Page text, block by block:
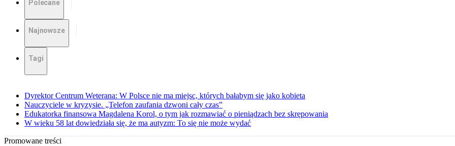
Polecane
Najnowsze
Tagi
Dyrektor Centrum Weterana: W Polsce nie ma miejsc, których bałabym się jako kobieta
Nauczyciele w kryzysie. „Telefon zaufania dzwoni cały czas”
Edukatorka finansowa Magdalena Korol, o tym jak rozmawiać o pieniądzach bez skrępowania
W wieku 58 lat dowiedziała się, że ma autyzm: To się nie może wydać
Promowane treści